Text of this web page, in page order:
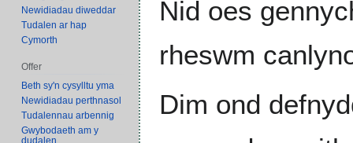
llywio
chwilio
Nid oes
rheswm
Dim ond
Newidiadau diweddar
Tudalen ar hap
Cymorth
Offer
Beth sy'n cysylltu yma
Newidiadau perthnasol
Tudalennau arbennig
Gwybodaeth am y
dudalen